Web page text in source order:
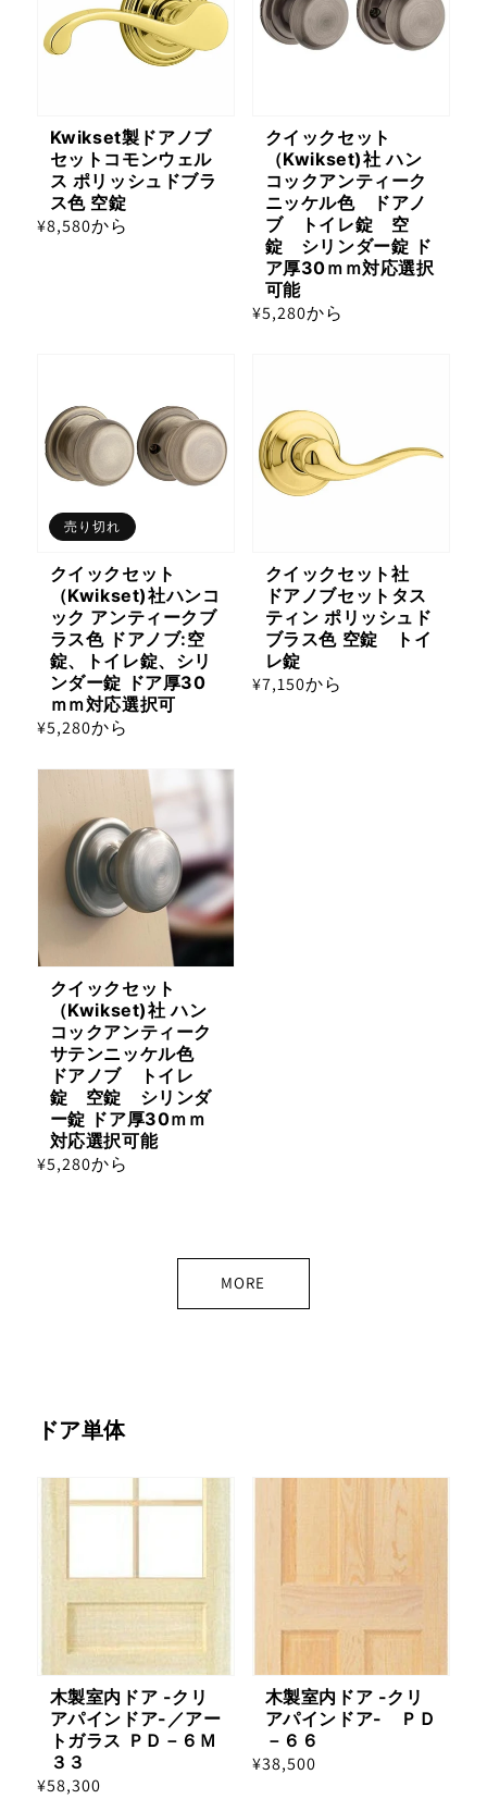
Kwikset製ドアノブ
セットコモンウェル
ス ポリッシュドブラ
ス色 空錠
通
¥8,580から
クイックセット
（Kwikset)社 ハン
コックアンティーク
ニッケル色 ドアノ
ブ トイレ錠 空
錠 シリンダー錠 ド
ア厚30ｍｍ対応選択
可能
通
¥5,280から
売り切れ
クイックセット
（Kwikset)社ハンコ
ック アンティークブ
ラス色 ドアノブ:空
錠、トイレ錠、シリ
ンダー錠 ドア厚30
ｍｍ対応選択可
通
¥5,280から
クイックセット社
ドアノブセットタス
ティン ポリッシュド
ブラス色 空錠 トイ
レ錠
通
¥7,150から
クイックセット
（Kwikset)社 ハン
コックアンティーク
サテンニッケル色
ドアノブ トイレ
錠 空錠 シリンダ
ー錠 ドア厚30ｍｍ
対応選択可能
通
¥5,280から
MORE
ドア単体
木製室内ドア -クリ
アパインドア-／アー
トガラス ＰＤ－６Ｍ
３３
通
¥58,300
木製室内ドア -クリ
アパインドア- ＰＤ
－６６
通
¥38,500